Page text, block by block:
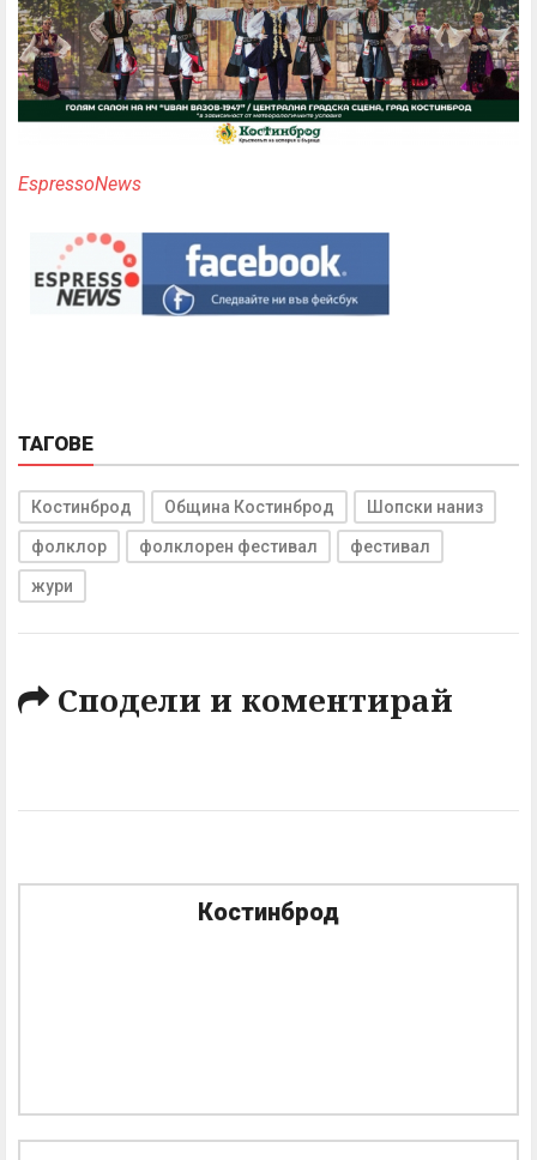
EspressoNews
ТАГОВЕ
Костинброд Община Костинброд Шопски наниз
фолклор фолклорен фестивал фестивал
жури
Сподели и коментирай
Костинброд